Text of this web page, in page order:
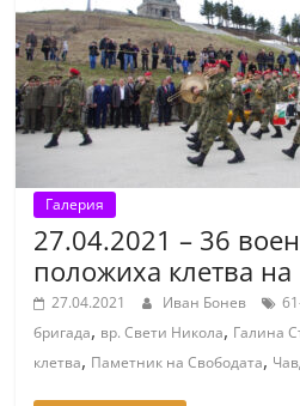
Галерия
27.04.2021 – 36
положиха клетва
27.04.2021 Иван Бонев
бригада, вр. Свети Никола, Галина
клетва, Паметник на Свободата,